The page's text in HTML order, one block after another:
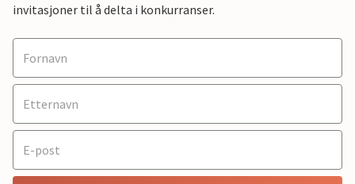
invitasjoner til å delta i konkurranser.